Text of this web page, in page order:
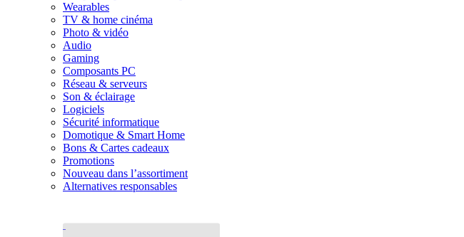
Wearables
TV & home cinéma
Photo & vidéo
Audio
Gaming
Composants PC
Réseau & serveurs
Son & éclairage
Logiciels
Sécurité informatique
Domotique & Smart Home
Bons & Cartes cadeaux
Promotions
Nouveau dans l’assortiment
Alternatives responsables